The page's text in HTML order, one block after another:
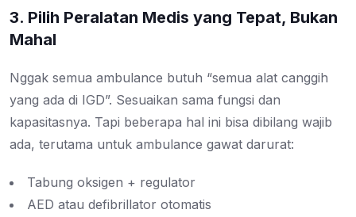
3. Pilih Peralatan Medis yang Tepat, Bukan
Mahal
Nggak semua ambulance butuh “semua alat canggih
yang ada di IGD”. Sesuaikan sama fungsi dan
kapasitasnya. Tapi beberapa hal ini bisa dibilang wajib
ada, terutama untuk ambulance gawat darurat:
Tabung oksigen + regulator
AED atau defibrillator otomatis